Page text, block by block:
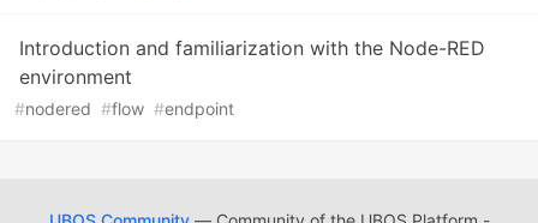
Introduction and familiarization with the Node-RED
environment
#nodered #flow #endpoint